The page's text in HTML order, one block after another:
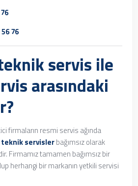
76
servis ile
arasındaki
firmaların resmi servis ağında
servislerbağımsız olarak
Firmamız tamamen bağımsız bir
herhangi bir markanın yetkili servisi